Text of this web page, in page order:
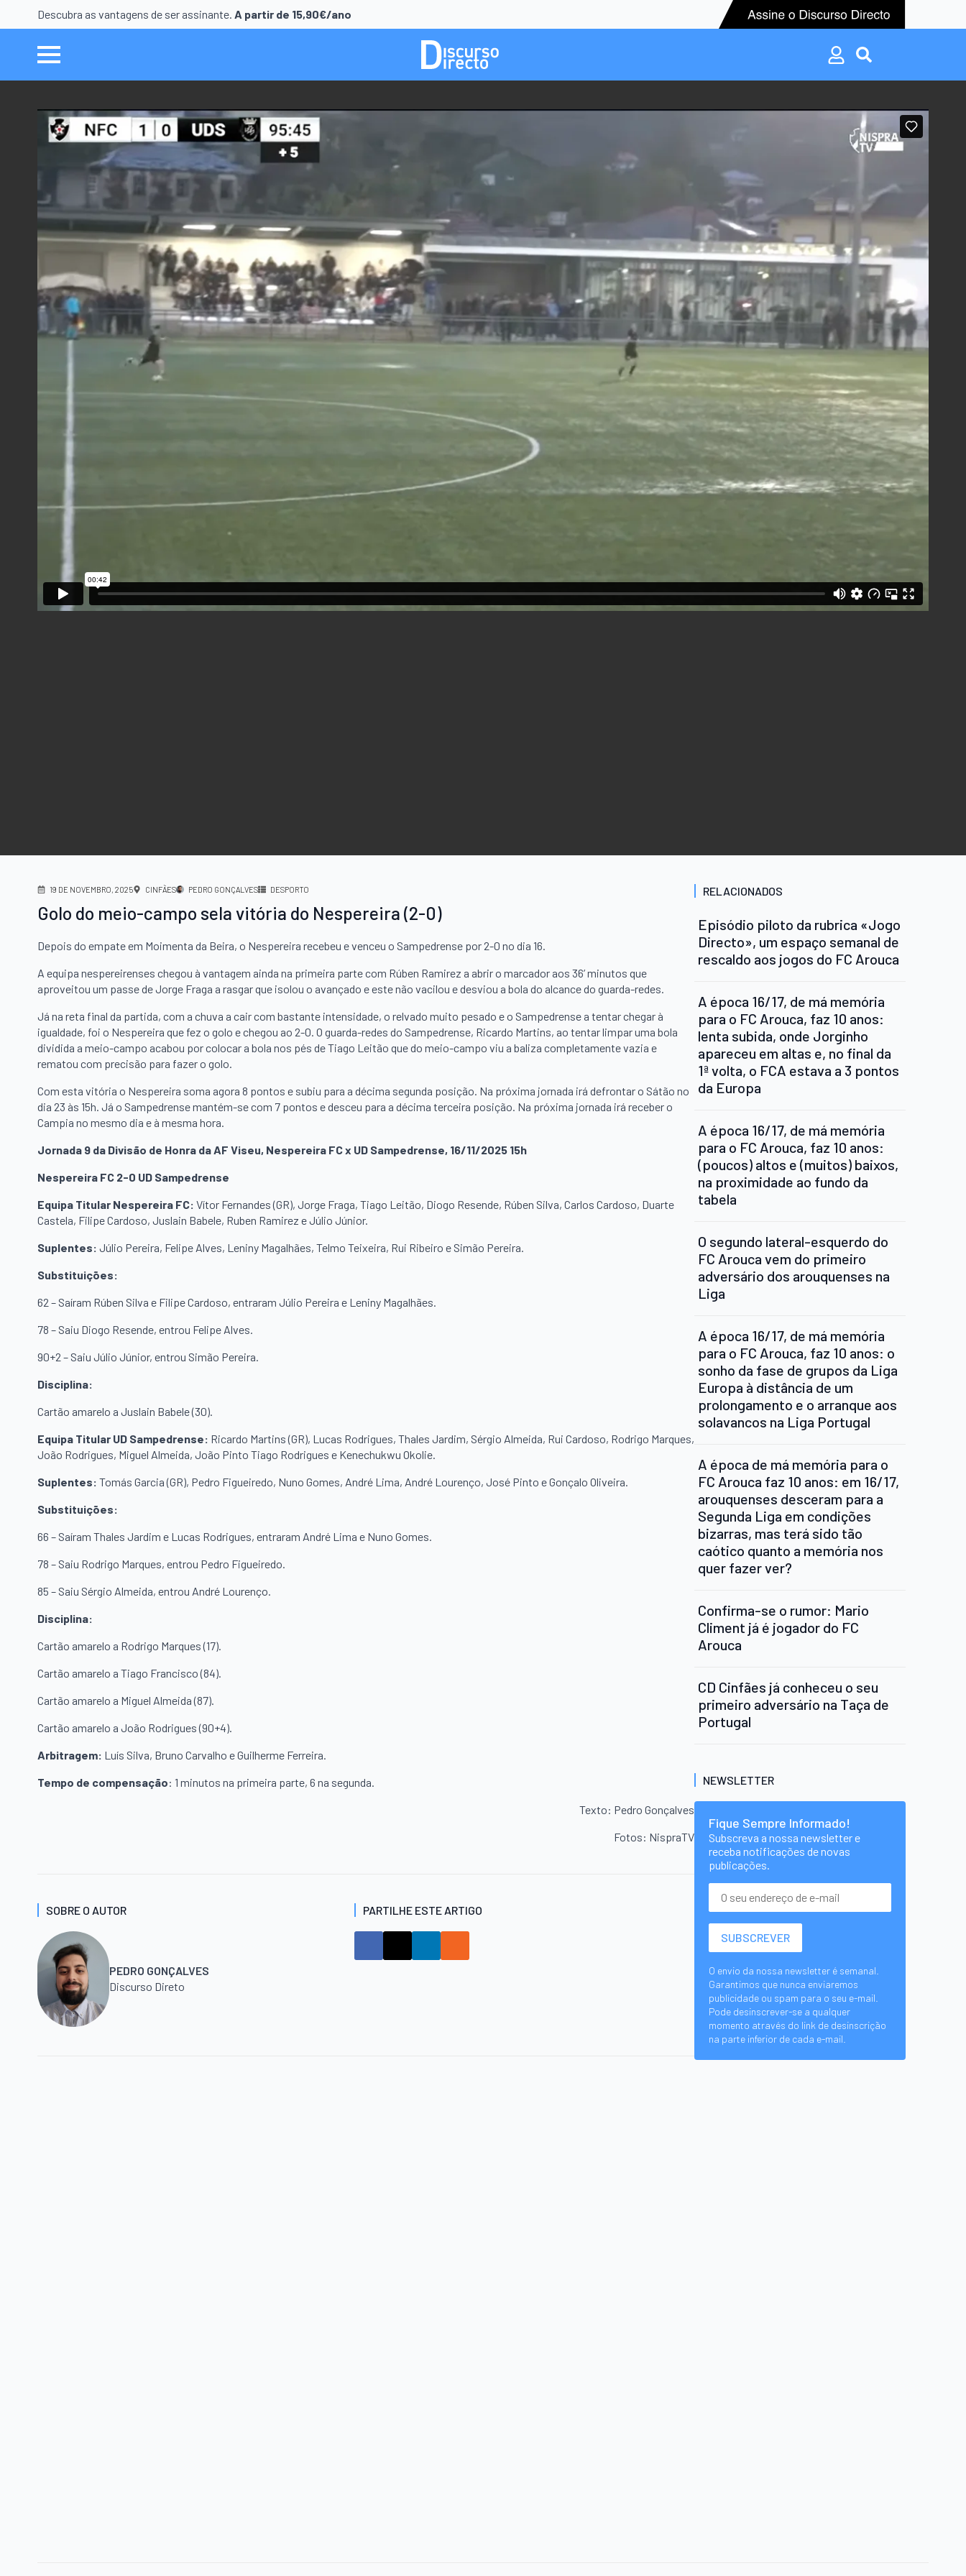
Descubra as vantagens de ser assinante. A partir de 15,90€/ano
Search
Search
for:
19 DE NOVEMBRO, 2025 CINFÃES PEDRO GONÇALVES DESPORTO
Golo do meio-campo sela vitória do Nespereira (2-0)
Depois do empate em Moimenta da Beira, o Nespereira recebeu e venceu o Sampedrense por 2-0 no dia 16.
A equipa nespereirenses chegou à vantagem ainda na primeira parte com Rúben Ramirez a abrir o marcador aos 36’ minutos que
aproveitou um passe de Jorge Fraga a rasgar que isolou o avançado e este não vacilou e desviou a bola do alcance do guarda-redes.
Já na reta final da partida, com a chuva a cair com bastante intensidade, o relvado muito pesado e o Sampedrense a tentar chegar à
igualdade, foi o Nespereira que fez o golo e chegou ao 2-0. O guarda-redes do Sampedrense, Ricardo Martins, ao tentar limpar uma bola
dividida a meio-campo acabou por colocar a bola nos pés de Tiago Leitão que do meio-campo viu a baliza completamente vazia e
rematou com precisão para fazer o golo.
Com esta vitória o Nespereira soma agora 8 pontos e subiu para a décima segunda posição. Na próxima jornada irá defrontar o Sátão no
dia 23 às 15h. Já o Sampedrense mantém-se com 7 pontos e desceu para a décima terceira posição. Na próxima jornada irá receber o
Campia no mesmo dia e à mesma hora.
Jornada 9 da Divisão de Honra da AF Viseu, Nespereira FC x UD Sampedrense, 16/11/2025 15h
Nespereira FC 2-0 UD Sampedrense
Equipa Titular Nespereira FC: Vítor Fernandes (GR), Jorge Fraga, Tiago Leitão, Diogo Resende, Rúben Silva, Carlos Cardoso, Duarte
Castela, Filipe Cardoso, Juslain Babele, Ruben Ramirez e Júlio Júnior.
Suplentes: Júlio Pereira, Felipe Alves, Leniny Magalhães, Telmo Teixeira, Rui Ribeiro e Simão Pereira.
Substituições:
62 – Saíram Rúben Silva e Filipe Cardoso, entraram Júlio Pereira e Leniny Magalhães.
78 – Saiu Diogo Resende, entrou Felipe Alves.
90+2 – Saiu Júlio Júnior, entrou Simão Pereira.
Disciplina:
Cartão amarelo a Juslain Babele (30).
Equipa Titular UD Sampedrense: Ricardo Martins (GR), Lucas Rodrigues, Thales Jardim, Sérgio Almeida, Rui Cardoso, Rodrigo Marques,
João Rodrigues, Miguel Almeida, João Pinto Tiago Rodrigues e Kenechukwu Okolie.
Suplentes: Tomás Garcia (GR), Pedro Figueiredo, Nuno Gomes, André Lima, André Lourenço, José Pinto e Gonçalo Oliveira.
Substituições:
66 – Saíram Thales Jardim e Lucas Rodrigues, entraram André Lima e Nuno Gomes.
78 – Saiu Rodrigo Marques, entrou Pedro Figueiredo.
85 – Saiu Sérgio Almeida, entrou André Lourenço.
Disciplina:
Cartão amarelo a Rodrigo Marques (17).
Cartão amarelo a Tiago Francisco (84).
Cartão amarelo a Miguel Almeida (87).
Cartão amarelo a João Rodrigues (90+4).
Arbitragem: Luís Silva, Bruno Carvalho e Guilherme Ferreira.
Tempo de compensação: 1 minutos na primeira parte, 6 na segunda.
Texto: Pedro Gonçalves
Fotos: NispraTV
SOBRE O AUTOR
PEDRO GONÇALVES
Discurso Direto
PARTILHE ESTE ARTIGO
RELACIONADOS
Episódio piloto da rubrica «Jogo
Directo», um espaço semanal de
rescaldo aos jogos do FC Arouca
A época 16/17, de má memória
para o FC Arouca, faz 10 anos:
lenta subida, onde Jorginho
apareceu em altas e, no final da
1ª volta, o FCA estava a 3 pontos
da Europa
A época 16/17, de má memória
para o FC Arouca, faz 10 anos:
(poucos) altos e (muitos) baixos,
na proximidade ao fundo da
tabela
O segundo lateral-esquerdo do
FC Arouca vem do primeiro
adversário dos arouquenses na
Liga
A época 16/17, de má memória
para o FC Arouca, faz 10 anos: o
sonho da fase de grupos da Liga
Europa à distância de um
prolongamento e o arranque aos
solavancos na Liga Portugal
A época de má memória para o
FC Arouca faz 10 anos: em 16/17,
arouquenses desceram para a
Segunda Liga em condições
bizarras, mas terá sido tão
caótico quanto a memória nos
quer fazer ver?
Confirma-se o rumor: Mario
Climent já é jogador do FC
Arouca
CD Cinfães já conheceu o seu
primeiro adversário na Taça de
Portugal
NEWSLETTER
Fique Sempre Informado!
Subscreva a nossa newsletter e
receba notificações de novas
publicações.
O envio da nossa newsletter é semanal.
Garantimos que nunca enviaremos
publicidade ou spam para o seu e-mail.
Pode desinscrever-se a qualquer
momento através do link de desinscrição
na parte inferior de cada e-mail.